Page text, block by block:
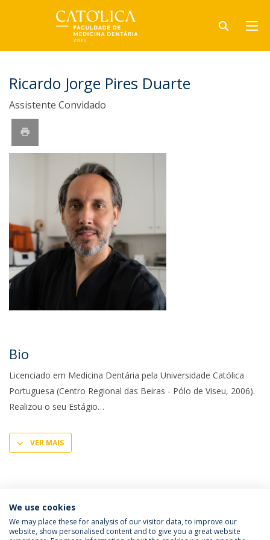
Ricardo Jorge Pires Duarte
Assistente Convidado
Bio
Licenciado em Medicina Dentária pela Universidade Católica
Portuguesa (Centro Regional das Beiras - Pólo de Viseu, 2006).
Realizou o seu Estágio
VER MAIS
We use cookies
We may place these for analysis of our visitor data, to improve our
website, show personalised content and to give you a great website